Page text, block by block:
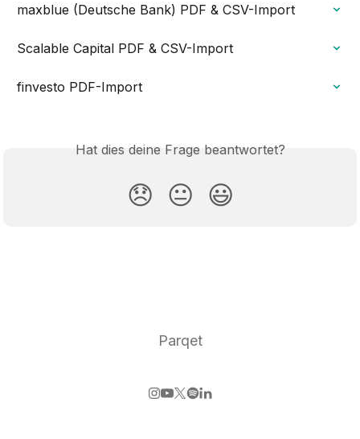
maxblue (Deutsche Bank) PDF & CSV-Import
Scalable Capital PDF & CSV-Import
finvesto PDF-Import
Hat dies deine Frage beantwortet?
😞 😐 😃
Parqet